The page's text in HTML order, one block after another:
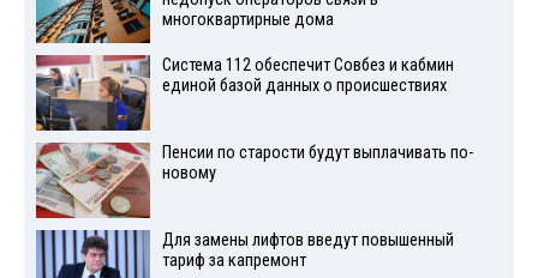
многоквартирные дома
Система 112 обеспечит Совбез и кабмин
единой базой данных о происшествиях
Пенсии по старости будут выплачивать по-
новому
Для замены лифтов введут повышенный
тариф за капремонт